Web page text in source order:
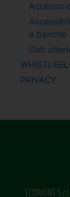
Accesso
e banche
Dati
PRIVACY
ECOMONT